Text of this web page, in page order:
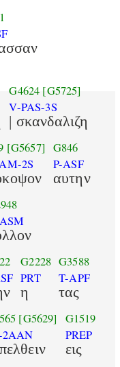
G4624 [G5725]
V-PAS-3S
| σκανδαλιζη
[G5657]
2S
G846
P-ASF
αυτην
G2228
PRT
η
G3588
T-APF
τας
[G5629]
2AAN
G1519
PREP
εις